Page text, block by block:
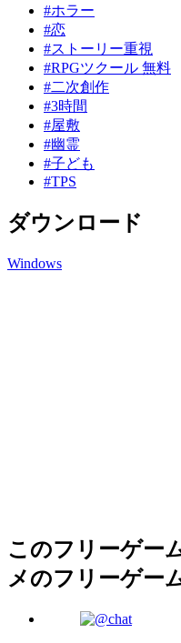
#ホラー
#恋
#ストーリー重視
#RPGツクール 無料
#二次創作
#3時間
#屋敷
#幽霊
#子ども
#TPS
ダウンロード
Windows
このフリーゲー
メのフリーゲー